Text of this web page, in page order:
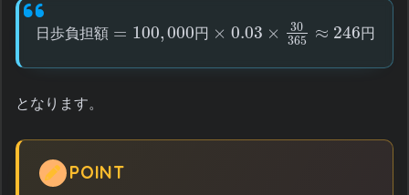
日 歩負担額 = 100,000 円 × 0.03 ×
30
365
≈ 246 円
となります。
POINT